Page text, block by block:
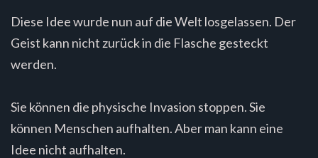
Diese Idee wurde nun auf die Welt losgelassen. Der
Geist kann nicht zurück in die Flasche gesteckt
werden.
Sie können die physische Invasion stoppen. Sie
können Menschen aufhalten. Aber man kann eine
Idee nicht aufhalten.